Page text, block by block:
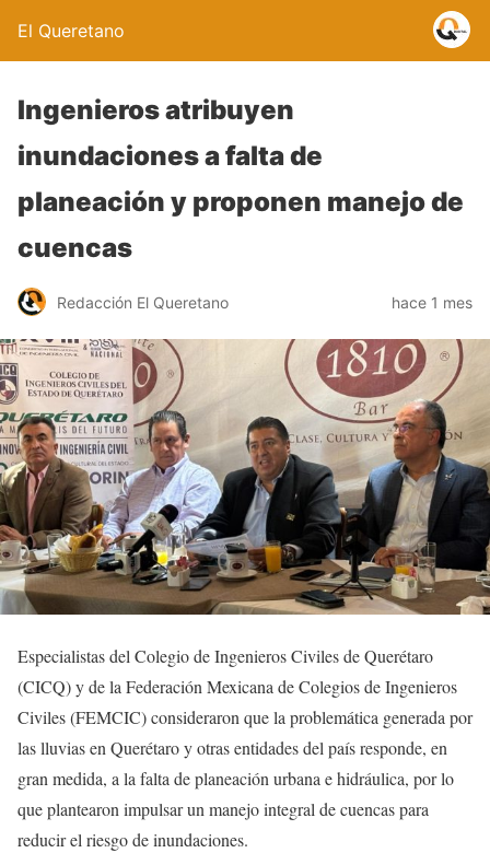
El Queretano
Ingenieros atribuyen
inundaciones a falta de
planeación y proponen manejo de
cuencas
Redacción El Queretano hace 1 mes
Especialistas del Colegio de Ingenieros Civiles de Querétaro
(CICQ) y de la Federación Mexicana de Colegios de Ingenieros
Civiles (FEMCIC) consideraron que la problemática generada por
las lluvias en Querétaro y otras entidades del país responde, en
gran medida, a la falta de planeación urbana e hidráulica, por lo
que plantearon impulsar un manejo integral de cuencas para
reducir el riesgo de inundaciones.